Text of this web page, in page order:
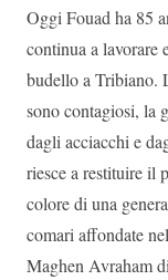
Oggi Fouad ha 85
continua a lavorare
budello a Tribiano.
sono contagiosi, la
dagli acciacchi e
riesce a restituire il
colore di una
comari affondate
Maghen Avraham